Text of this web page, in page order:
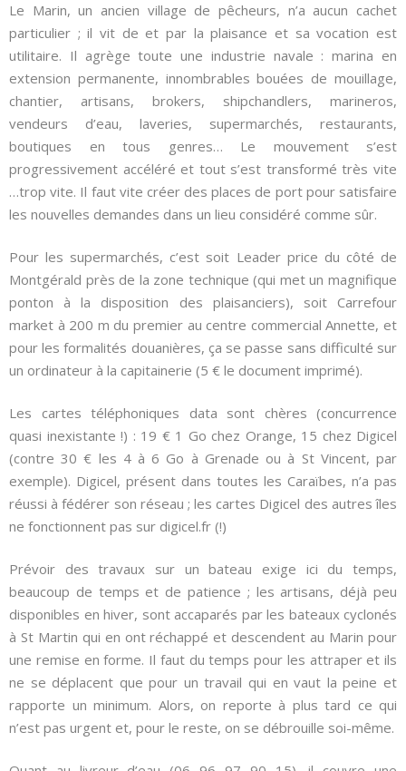
Le Marin, un ancien village de pêcheurs, n’a aucun cachet
particulier ; il vit de et par la plaisance et sa vocation est
utilitaire. Il agrège toute une industrie navale : marina en
extension permanente, innombrables bouées de mouillage,
chantier, artisans, brokers, shipchandlers, marineros,
vendeurs d’eau, laveries, supermarchés, restaurants,
boutiques en tous genres… Le mouvement s’est
progressivement accéléré et tout s’est transformé très vite
…trop vite. Il faut vite créer des places de port pour satisfaire
les nouvelles demandes dans un lieu considéré comme sûr.
Pour les supermarchés, c’est soit Leader price du côté de
Montgérald près de la zone technique (qui met un magnifique
ponton à la disposition des plaisanciers), soit Carrefour
market à 200 m du premier au centre commercial Annette, et
pour les formalités douanières, ça se passe sans difficulté sur
un ordinateur à la capitainerie (5 € le document imprimé).
Les cartes téléphoniques data sont chères (concurrence
quasi inexistante !) : 19 € 1 Go chez Orange, 15 chez Digicel
(contre 30 € les 4 à 6 Go à Grenade ou à St Vincent, par
exemple). Digicel, présent dans toutes les Caraïbes, n’a pas
réussi à fédérer son réseau ; les cartes Digicel des autres îles
ne fonctionnent pas sur digicel.fr (!)
Prévoir des travaux sur un bateau exige ici du temps,
beaucoup de temps et de patience ; les artisans, déjà peu
disponibles en hiver, sont accaparés par les bateaux cyclonés
à St Martin qui en ont réchappé et descendent au Marin pour
une remise en forme. Il faut du temps pour les attraper et ils
ne se déplacent que pour un travail qui en vaut la peine et
rapporte un minimum. Alors, on reporte à plus tard ce qui
n’est pas urgent et, pour le reste, on se débrouille soi-même.